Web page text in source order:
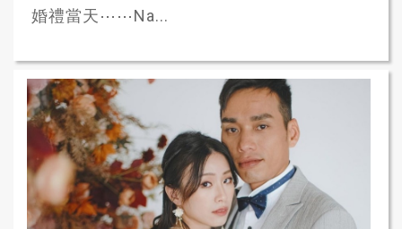
婚禮當天⋯⋯Na...